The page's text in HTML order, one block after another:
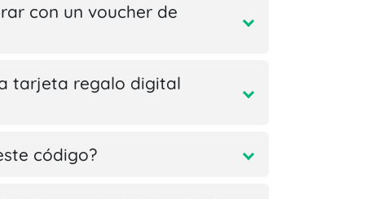
con un voucher de
tarjeta regalo digital
código?